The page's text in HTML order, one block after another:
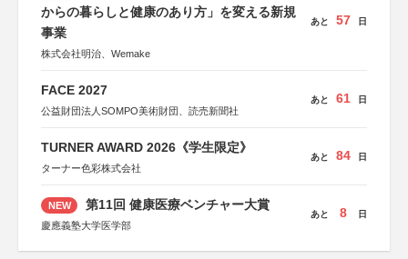
からの暮らしと健康のあり方」を変える新規
事業
株式会社明治、Wemake
あと 57 日
FACE 2027
公益財団法人SOMPO美術財団、読売新聞社
あと 61 日
TURNER AWARD 2026《学生限定》
ターナー色彩株式会社
あと 84 日
NEW 第11回 健康医療ベンチャー大賞
慶應義塾大学医学部
あと 8 日